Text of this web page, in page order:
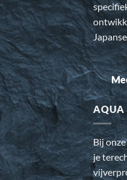
AQUA
Bij
je